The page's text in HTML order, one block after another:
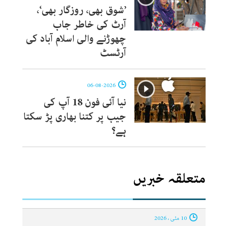
’شوق بھی، روزگار بھی‘،
آرٹ کی خاطر جاب
چھوڑنے والی اسلام آباد کی
آرٹسٹ
نیا آئی فون 18 آپ کی
جیب پر کتنا بھاری پڑ سکتا
ہے؟
متعلقہ خبریں